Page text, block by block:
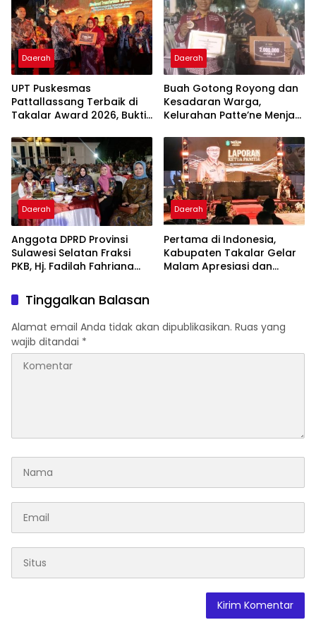
Daerah
UPT Puskesmas
Pattallassang Terbaik di
Takalar Award 2026, Bukti
Pelayanan Kesehatan
Berkualitas
Daerah
Buah Gotong Royong dan
Kesadaran Warga,
Kelurahan Patte’ne Menjadi
2026
Daerah
Anggota DPRD Provinsi
Sulawesi Selatan Fraksi
PKB, Hj. Fadilah Fahriana
Takalar Menyalakan
Lentera Pengabdian
Melalui Malam Apresiasi
dan Inovasi Award 2026
Daerah
Pertama di Indonesia,
Kabupaten Takalar Gelar
Malam Apresiasi dan
Berprestasi
Tinggalkan Balasan
Alamat email Anda tidak akan dipublikasikan. Ruas yang
wajib ditandai *